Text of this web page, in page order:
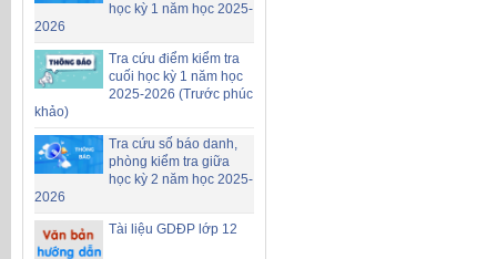
học kỳ 1 năm học 2025-
2026
Tra cứu điểm kiểm tra
cuối học kỳ 1 năm học
2025-2026 (Trước phúc
khảo)
Tra cứu số báo danh,
phòng kiểm tra giữa
học kỳ 2 năm học 2025-
2026
Tài liệu GDĐP lớp 12